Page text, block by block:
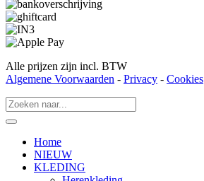
Alle prijzen zijn incl. BTW
Algemene Voorwaarden - Privacy - Cookies
Home
NIEUW
KLEDING